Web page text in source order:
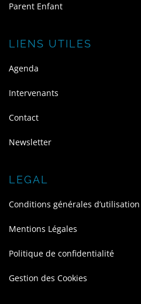
Parent Enfant
LIENS UTILES
Agenda
Intervenants
Contact
Newsletter
LEGAL
Conditions générales d’utilisation
Mentions Légales
Politique de confidentialité
Gestion des Cookies